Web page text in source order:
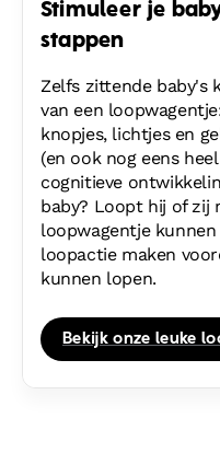
Stimuleer je
stappen
Zelfs zittende baby's
van een
knopjes, lichtjes en
(en ook nog eens
cognitieve
baby? Loopt hij of zij
loopwagentje
loopactie maken
kunnen lopen.
Bekijk onze leuke